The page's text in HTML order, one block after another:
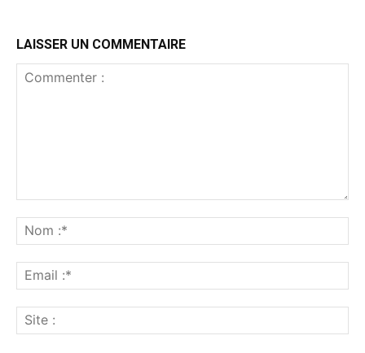
LAISSER UN COMMENTAIRE
:*
:*
: